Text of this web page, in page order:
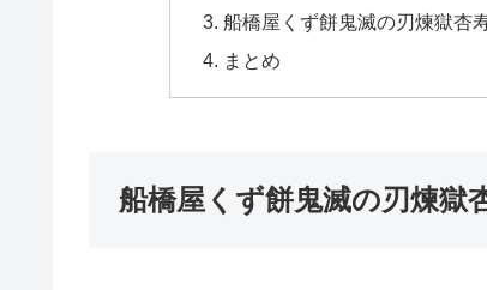
船橋屋くず餅鬼滅の刃煉獄杏
まとめ
船橋屋くず餅鬼滅の刃煉獄